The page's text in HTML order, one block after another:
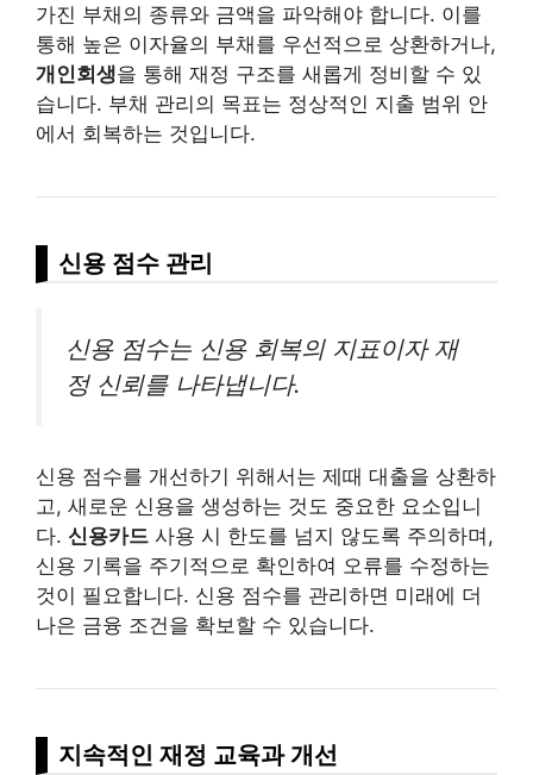
가진 부채의 종류와 금액을 파악해야 합니다. 이를
통해 높은 이자율의 부채를 우선적으로 상환하거나,
개인회생을 통해 재정 구조를 새롭게 정비할 수 있
습니다. 부채 관리의 목표는 정상적인 지출 범위 안
에서 회복하는 것입니다.
신용 점수 관리
신용 점수는 신용 회복의 지표이자 재
정 신뢰를 나타냅니다.
신용 점수를 개선하기 위해서는 제때 대출을 상환하
고, 새로운 신용을 생성하는 것도 중요한 요소입니
다. 신용카드 사용 시 한도를 넘지 않도록 주의하며,
신용 기록을 주기적으로 확인하여 오류를 수정하는
것이 필요합니다. 신용 점수를 관리하면 미래에 더
나은 금융 조건을 확보할 수 있습니다.
지속적인 재정 교육과 개선